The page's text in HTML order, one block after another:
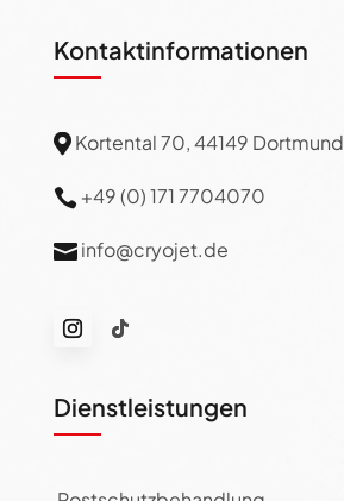
Kontaktinformationen
 Kortental 70, 44149 Dortmund
 +49 (0) 171 7704070
 info@cryojet.de
Dienstleistungen